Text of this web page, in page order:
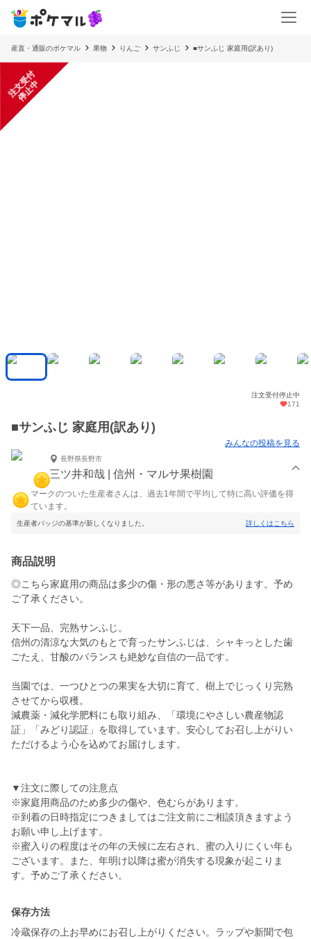
産直・通販のポケマル 果物 りんご サンふじ ■サンふじ 家庭用(訳あり)
注
文
受
付
停
止
中
注文受付停止中
171
■サンふじ 家庭用(訳あり)
みんなの投稿を見る
長野県長野市
三ツ井和哉 | 信州・マルサ果樹園
マークのついた生産者さんは、過去1年間で平均して特に高い評価を得
ています。
生産者バッジの基準が新しくなりました。 詳しくはこちら
商品説明
◎こちら家庭用の商品は多少の傷・形の悪さ等があります。予め
ご了承ください。
天下一品、完熟サンふじ。
信州の清涼な大気のもとで育ったサンふじは、シャキっとした歯
ごたえ、甘酸のバランスも絶妙な自信の一品です。
当園では、一つひとつの果実を大切に育て、樹上でじっくり完熟
させてから収穫。
減農薬・減化学肥料にも取り組み、「環境にやさしい農産物認
証」「みどり認証」を取得しています。安心してお召し上がりい
ただけるよう心を込めてお届けします。
▼注文に際しての注意点
※家庭用商品のため多少の傷や、色むらがあります。
※到着の日時指定につきましてはご注文前にご相談頂きますよう
お願い申し上げます。
※蜜入りの程度はその年の天候に左右され、蜜の入りにくい年も
ございます。また、年明け以降は蜜が消失する現象が起こりま
す。予めご了承ください。
保存方法
冷蔵保存の上お早めにお召し上がりください。ラップや新聞で包